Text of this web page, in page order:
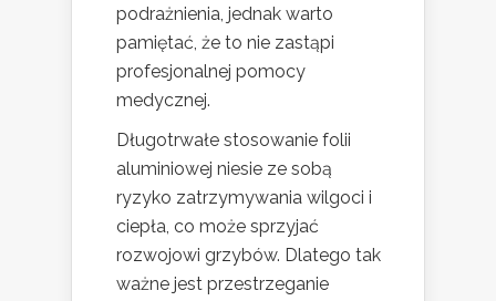
podrażnienia, jednak warto
pamiętać, że to nie zastąpi
profesjonalnej pomocy
medycznej.
Długotrwałe stosowanie folii
aluminiowej niesie ze sobą
ryzyko zatrzymywania wilgoci i
ciepła, co może sprzyjać
rozwojowi grzybów. Dlatego tak
ważne jest przestrzeganie